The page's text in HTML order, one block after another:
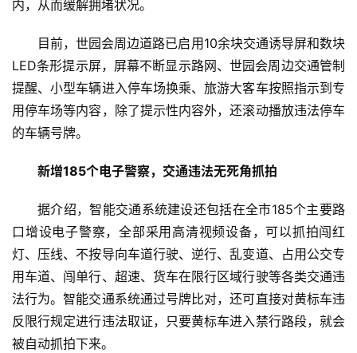
内，从而缓解拥堵状况。
目前，世园会周边道路已启用10余块交通诱导屏和数块
LED条形提示屏，屏幕不断显示路网、世园会周边交通管制
提醒、小型车辆进入停车场换乘、旅游大客车按照指示到专
用停车场等内容，除了提示性内容外，还滚动播放违法停车
的车辆号牌。
新增185个电子警察，交通违法无死角抓拍
据介绍，智能交通系统建设还包括在全市185个主要路
口增设电子警察，全部采用高清视频设备，可以抓拍闯红
灯、压线、不按导向车道行驶、逆行、乱变道、占用公交专
用车道、闯单行、超速、货车在限行区域行驶等各类交通违
法行为。智能交通系统通过号牌比对，还可直接对黄标车违
反限行规定进行违法取证，只要黄标车进入禁行路段，就会
被自动抓拍下来。